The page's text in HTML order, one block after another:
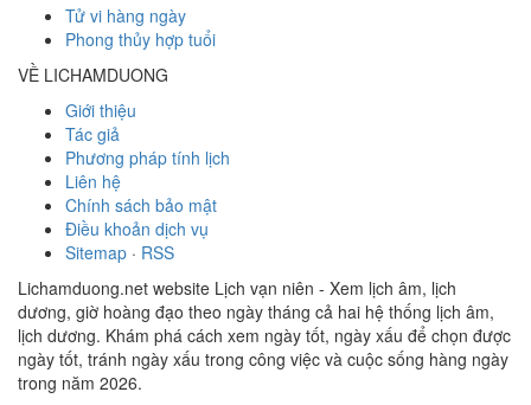
Tử vi hàng ngày
Phong thủy hợp tuổi
VỀ LICHAMDUONG
Giới thiệu
Tác giả
Phương pháp tính lịch
Liên hệ
Chính sách bảo mật
Điều khoản dịch vụ
Sitemap · RSS
Lichamduong.net website Lịch vạn niên - Xem lịch âm, lịch
dương, giờ hoàng đạo theo ngày tháng cả hai hệ thống lịch âm,
lịch dương. Khám phá cách xem ngày tốt, ngày xấu để chọn được
ngày tốt, tránh ngày xấu trong công việc và cuộc sống hàng ngày
trong năm 2026.